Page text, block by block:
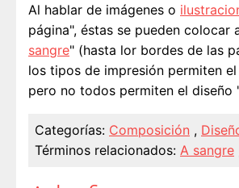
Al hablar de imágenes o
página", éstas se pueden colocar
sangre" (hasta lor bordes de las
los tipos de impresión permiten
pero no todos permiten el diseño
Categorías: Composición ,
Términos relacionados: A sangre